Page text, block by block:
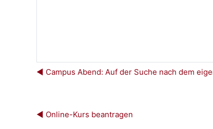
◀︎ Campus Abend: Auf der Suche nach dem
◀︎ Online-Kurs beantragen